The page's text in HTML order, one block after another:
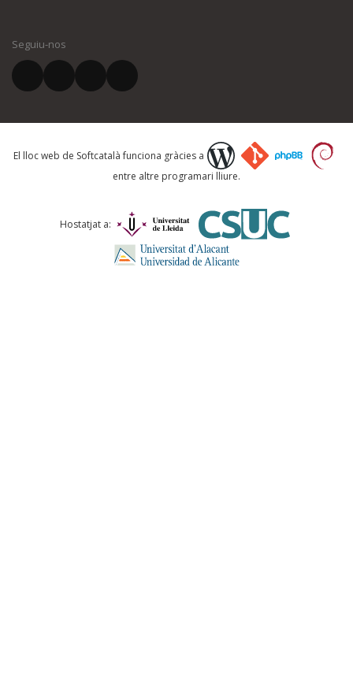
El vostre correu electrònic *
Què proposeu?
Comentari *
Seguiu-nos
El lloc web de Softcatalà funciona gràcies a
entre altre programari lliure.
Hostatjat a: